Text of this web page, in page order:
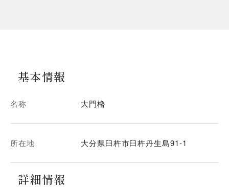
基本情報
名称 大門櫓
所在地 大分県臼杵市臼杵丹生島91-1
詳細情報